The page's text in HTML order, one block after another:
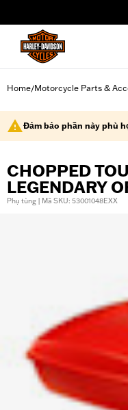
Home/Motorcycle Parts &
Đảm bảo phần này phù
CHOPPED
LEGENDARY
Phụ tùng | Mã SKU: 53001048EXX